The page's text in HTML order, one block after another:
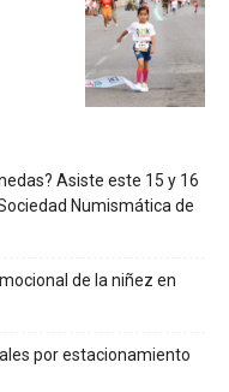
Asiste este 15 y 16
Numismática de
de la niñez en
por estacionamiento